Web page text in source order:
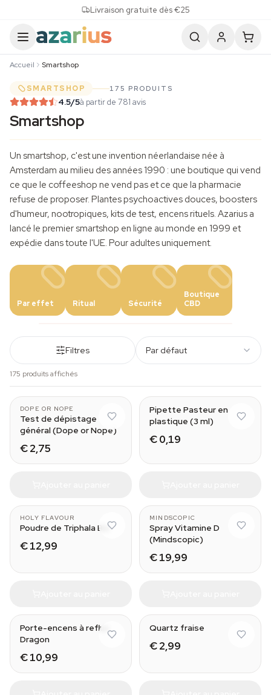
Livraison gratuite dès €25
Accueil Smartshop
SMARTSHOP 175 PRODUITS
4.5/5à partir de 781 avis
Smartshop
Un smartshop, c'est une invention néerlandaise née à
Amsterdam au milieu des années 1990 : une boutique qui vend
ce que le coffeeshop ne vend pas et ce que la pharmacie
refuse de proposer. Plantes psychoactives douces, boosters
d'humeur, nootropiques, kits de test, encens rituels. Azarius a
lancé le premier smartshop en ligne au monde en 1999 et
expédie dans toute l'UE. Pour adultes uniquement.
Par effet Ritual Sécurité
Boutique
CBD
Filtres Par défaut
175 produits affichés
DOPE OR NOPE
Test de dépistage
général (Dope or Nope)
€ 2,75
Pipette Pasteur en
plastique (3 ml)
€ 0,19
HOLY FLAVOUR
Poudre de Triphala Bio
€ 12,99
MINDSCOPIC
Spray Vitamine D
(Mindscopic)
€ 19,99
Porte-encens à reflux
Dragon
€ 10,99
Quartz fraise
€ 2,99